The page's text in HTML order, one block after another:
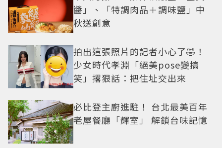
醬」、「特調肉品＋調味鹽」中
秋送創意
拍出這張照片的記者小心了🤣！
少女時代孝淵「絕美pose變搞
笑」撂狠話：把住址交出來
必比登主廚進駐！ 台北最美百年
老屋餐廳「輝室」 解鎖台味記憶